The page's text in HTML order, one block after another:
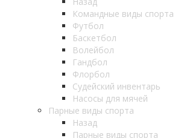
Командные виды спорта
Футбол
Баскетбол
Волейбол
Гандбол
Флорбол
Судейский инвентарь
Насосы для мячей
Парные виды спорта
Назад
Парные виды спорта